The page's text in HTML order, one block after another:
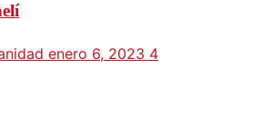
enero 6, 2023 4